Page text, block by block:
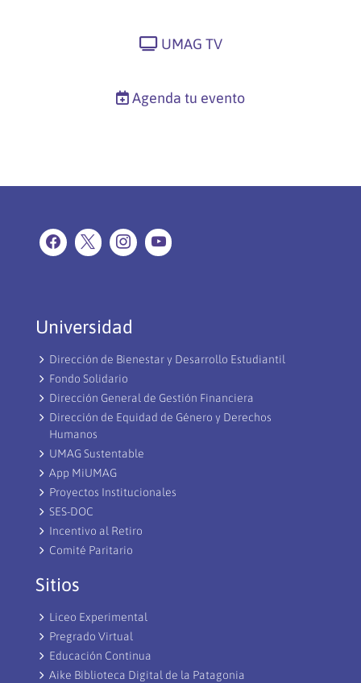
UMAG TV
Agenda tu evento
Universidad
Dirección de Bienestar y Desarrollo Estudiantil
Fondo Solidario
Dirección General de Gestión Financiera
Dirección de Equidad de Género y Derechos
Humanos
UMAG Sustentable
App MiUMAG
Proyectos Institucionales
SES-DOC
Incentivo al Retiro
Comité Paritario
Sitios
Liceo Experimental
Pregrado Virtual
Educación Continua
Aike Biblioteca Digital de la Patagonia